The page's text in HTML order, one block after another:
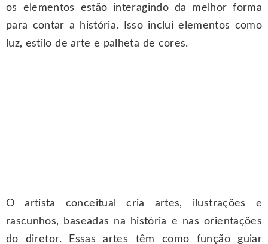
os elementos estão interagindo da melhor forma
para contar a história. Isso inclui elementos como
luz, estilo de arte e palheta de cores.
O artista conceitual cria artes, ilustrações e
rascunhos, baseadas na história e nas orientações
do diretor. Essas artes têm como função guiar